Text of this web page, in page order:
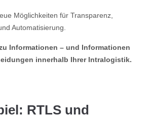
Möglichkeiten für Transparenz,
Automatisierung.
Informationen – und Informationen
innerhalb Ihrer Intralogistik.
RTLS und